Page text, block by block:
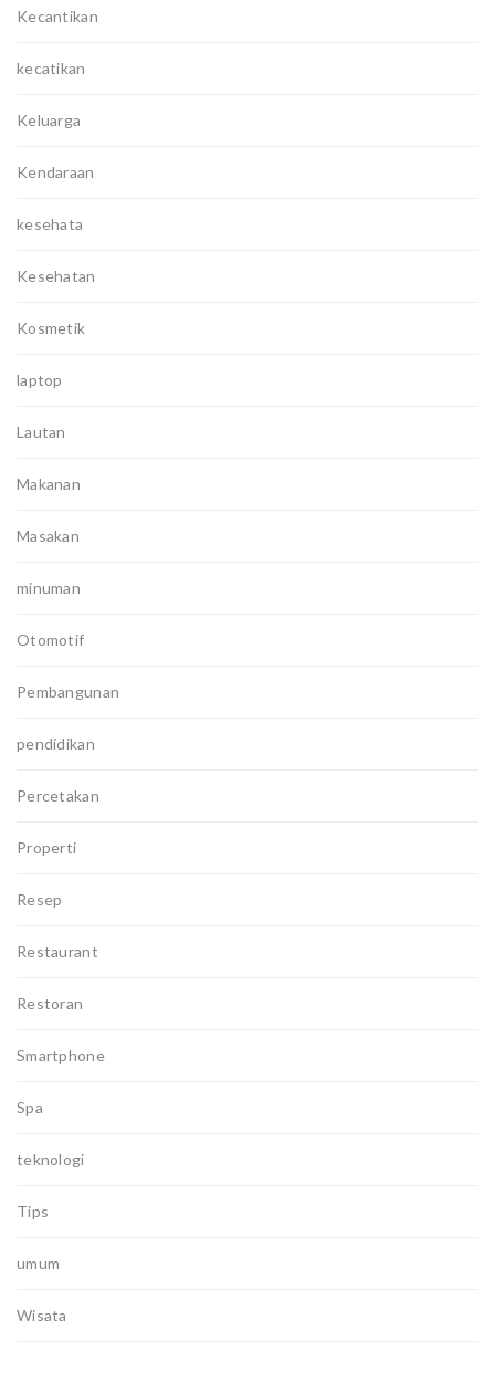
Kecantikan
kecatikan
Keluarga
Kendaraan
kesehata
Kesehatan
Kosmetik
laptop
Lautan
Makanan
Masakan
minuman
Otomotif
Pembangunan
pendidikan
Percetakan
Properti
Resep
Restaurant
Restoran
Smartphone
Spa
teknologi
Tips
umum
Wisata